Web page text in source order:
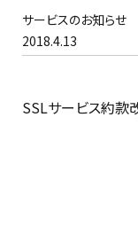
サービスのお知らせ
2018.4.13
SSLサービス約款